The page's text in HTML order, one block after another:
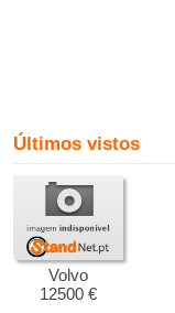
Últimos vistos
Volvo
12500 €